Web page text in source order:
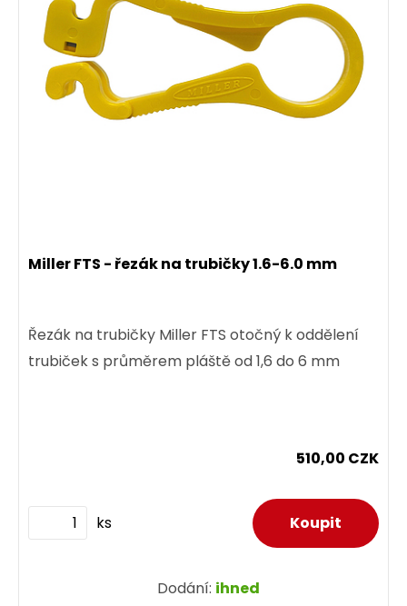
Miller FTS - řezák na trubičky 1.6-6.0 mm
Řezák na trubičky Miller FTS otočný k oddělení
trubiček s průměrem pláště od 1,6 do 6 mm
510,00 CZK
ks
Dodání: ihned